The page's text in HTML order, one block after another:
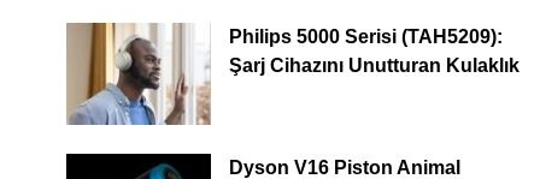
Philips 5000 Serisi (TAH5209):
Şarj Cihazını Unutturan Kulaklık
Dyson V16 Piston Animal